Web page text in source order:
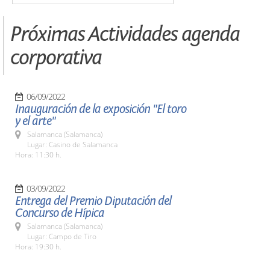
Próximas Actividades agenda
corporativa
06/09/2022
Inauguración de la exposición "El toro
y el arte"
Salamanca (Salamanca)
Lugar: Casino de Salamanca
Hora: 11:30 h.
03/09/2022
Entrega del Premio Diputación del
Concurso de Hípica
Salamanca (Salamanca)
Lugar: Campo de Tiro
Hora: 19:30 h.